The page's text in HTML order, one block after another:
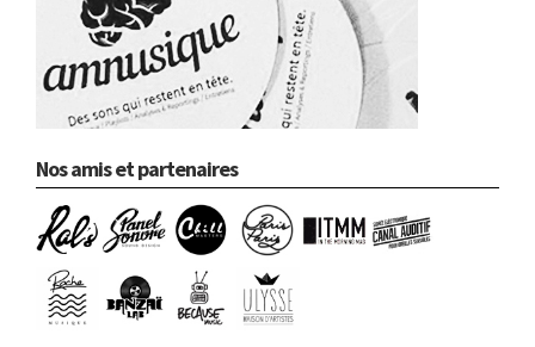
Nos amis et partenaires